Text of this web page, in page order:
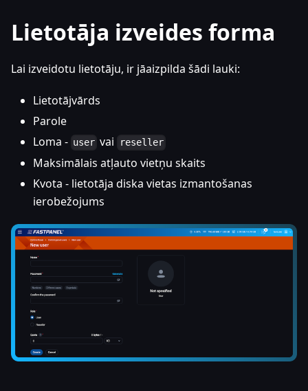
Lietotāja izveides forma
Lai izveidotu lietotāju, ir jāaizpilda šādi lauki:
Lietotājvārds
Parole
Loma - user vai reseller
Maksimālais atļauto vietņu skaits
Kvota - lietotāja diska vietas izmantošanas
ierobežojums